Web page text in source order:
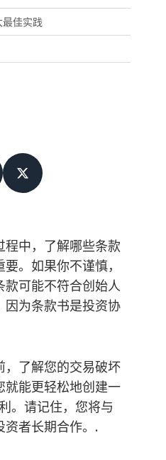
程中，了解哪些条款
。如果你不谨慎，
款可能不符合创始人
因为条款书是投资协
，了解您的交易破坏
就能更轻松地创建一
。请记住，您将与
资者长期合作。.
最佳实践